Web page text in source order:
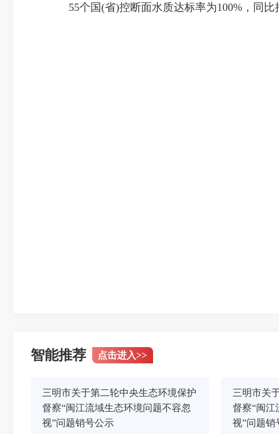
55个国(省)控断面水质达标率为100%，同比
智能推荐 点击进入>>
三明市关于第二轮中央生态环境保护
督察“闽江流域生态环境问题不容忽
视”问题销号公示
三明市关
督察“闽江
视”问题销